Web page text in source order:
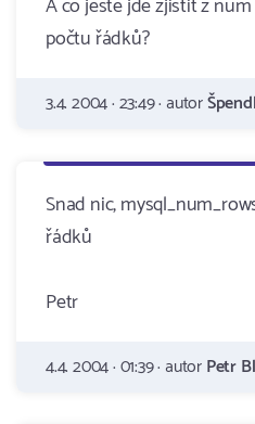
A co ještě jde zjistit z
počtu řádků?
3.4. 2004 · 23:49 · autor
Snad nic,
řádků
Petr
4.4. 2004 · 01:39 · autorPetr